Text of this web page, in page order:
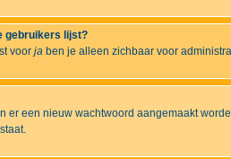
gebruikers lijst?
voor ja ben je alleen zichbaar voor
een nieuw wachtwoord aangemaakt